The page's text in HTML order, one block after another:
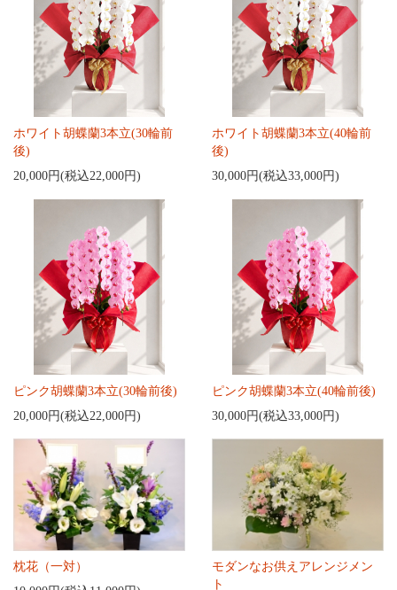
ホワイト胡蝶蘭3本立(30輪前
後)
20,000円(税込22,000円)
ホワイト胡蝶蘭3本立(40輪前
後)
30,000円(税込33,000円)
ピンク胡蝶蘭3本立(30輪前後)
20,000円(税込22,000円)
ピンク胡蝶蘭3本立(40輪前後)
30,000円(税込33,000円)
枕花（一対）
モダンなお供えアレンジメン
ト